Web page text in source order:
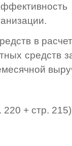
в
средств
+ стр.